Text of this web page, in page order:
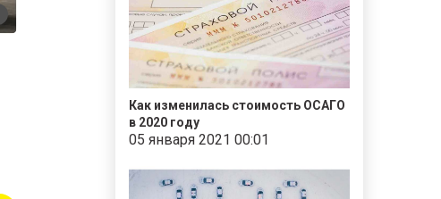
Как изменилась стоимость ОСАГО
в 2020 году
05 января 2021 00:01